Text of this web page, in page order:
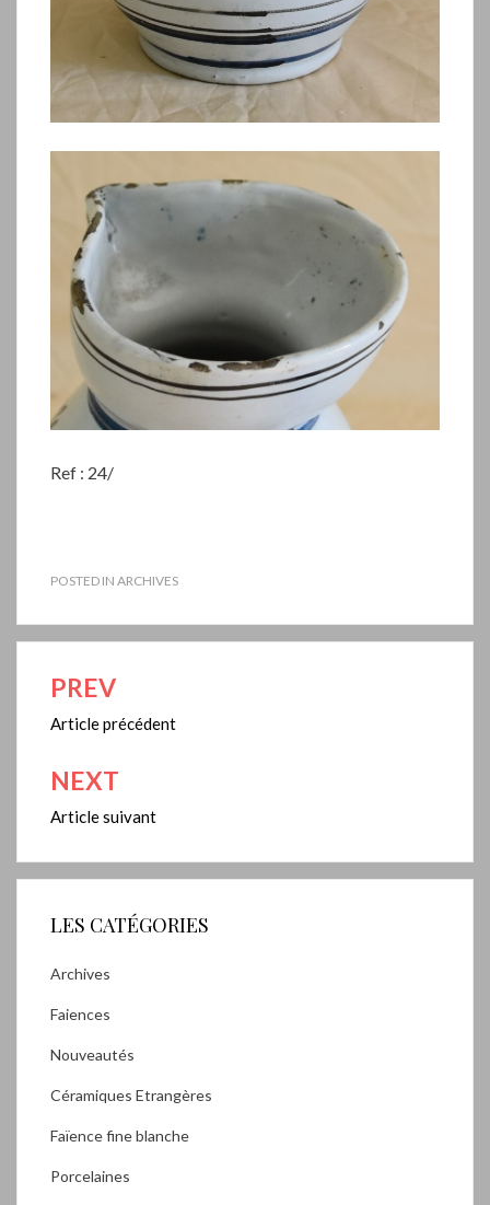
Ref : 24/
POSTED IN ARCHIVES
Navigation
de
l’article
PREV
Article précédent
NEXT
Article suivant
LES CATÉGORIES
Archives
Faiences
Nouveautés
Céramiques Etrangères
Faïence fine blanche
Porcelaines